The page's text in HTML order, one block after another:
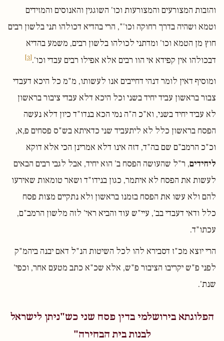
והזבות המצורעים והמצורעות וכו' השוגגין והאנוסים והמזידים
וטמא ושהיה בדרך רחוקה וכו'", הרי בהדיא דכולהו תני בלשון רבים
חוץ מן הטמא וכו' ומדתני לכולהו בלשון רבים, משמע בהדיא
דבכולהו אין קפידא אי הוו רבים אלא אפילו רבים עבדי וכו'.[3]
ומוסיף דאין לומר דנהי דחייבים אנו לעשותו, מ"מ כל היכא דעבדי
צבור בראשון עביד יחיד בשני וכל היכא דלא עבדי ציבור בראשון
לא עביד יחיד בשני, וא"כ ה"ה נמי הכא בנדו"ד כיון דלא נעשה
הפסח בראשון כלל לא ליתעביד שני כדאיתא בש"ס פסחים פ,א,
וכ"כ הרמב"ם שם בה"ד, דזה אינו דלא אמרינן הכי אלא דוקא
ליחידים, ר"ל שהעושה הפסח ב' הוא יחיד, אבל לגבי רבים הבאים
לעשות את הפסח לא איתמר, כגון בנידו"ד ושאר טומאות שאירעו
להם ולא עשו את הפסח בזמנו בראשון ולא נתקיים מצות פסח
כלל ודאי דעבדי בב', עיי"ש עוד והביא ראי' לזה מלשון הרמב"ם,
עכתו"ד.
הרי יוצא מכ"ז דסבירא להו לכל השיטות הנ"ל דאם יבנה ביהמ"ק
לפני פ"ש יקריבו הציבור פ"ש, אלא שכ"א כתב מטעם אחר, וכפי'
שנת'.
הפלוגתא בירושלמי בדין פסח שני כש"ניתן לישראל
לבנות בית הבחירה"